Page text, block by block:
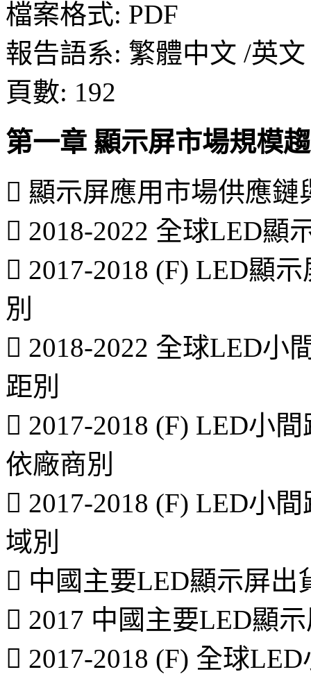
檔案格式: PDF
報告語系: 繁體中文 /英文
頁數: 192
第一章 顯示屏市場規模
 顯示屏應用市場供應鏈
 2018-2022 全球LED顯
 2017-2018 (F) LED顯
別
 2018-2022 全球LED小
距別
 2017-2018 (F) LED小
依廠商別
 2017-2018 (F) LED小
域別
 中國主要LED顯示屏出
 2017 中國主要LED顯
 2017-2018 (F) 全球